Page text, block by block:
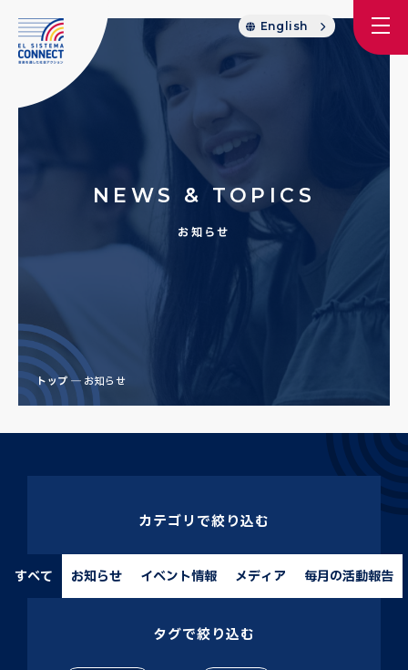
English
NEWS & TOPICS
お知らせ
トップ お知らせ
カテゴリで絞り込む
すべて お知らせ イベント情報 メディア 毎月の活動報告
タグで絞り込む